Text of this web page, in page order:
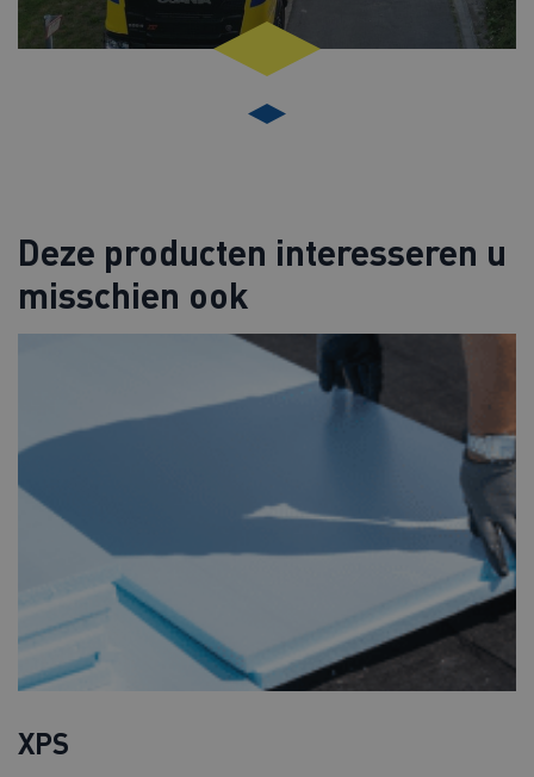
Deze producten interesseren u
misschien ook
XPS